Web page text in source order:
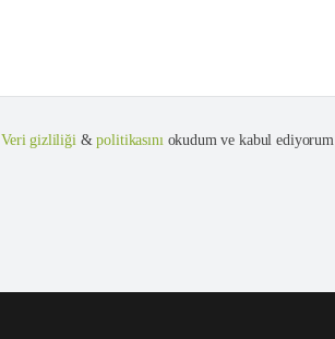
Veri gizliliği&politikasınıokudum ve kabul ediyorum